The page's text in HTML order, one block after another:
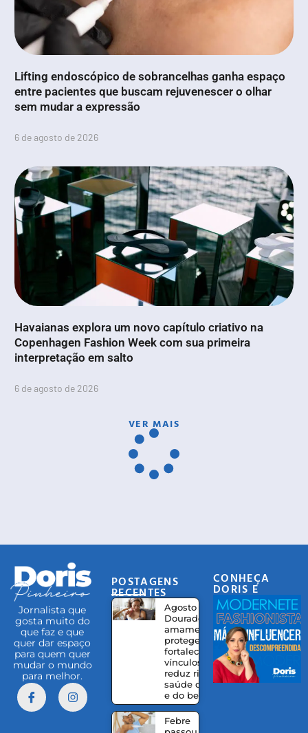
Lifting endoscópico de sobrancelhas ganha espaço
entre pacientes que buscam rejuvenescer o olhar
sem mudar a expressão
6 de agosto de 2026
Havaianas explora um novo capítulo criativo na
Copenhagen Fashion Week com sua primeira
interpretação em salto
6 de agosto de 2026
VER MAIS
Jornalista que
gosta muito do
que faz e que
quer dar espaço
para quem quer
mudar o mundo
para melhor.
POSTAGENS
RECENTES
Agosto
Dourado:
amamentação
protege,
fortalece
vínculos e
reduz riscos à
saúde da mãe
e do bebê
Febre
CONHEÇA
DORIS E
EQUIPE